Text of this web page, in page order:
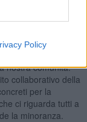
Policy
parte, che non è
quali
proprietari dei
nostra comunità.
collaborativo della
per la
ci riguarda tutti a
la minoranza.